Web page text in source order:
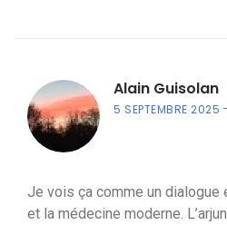
Alain Guisolan
5 SEPTEMBRE 2025
Je vois ça comme un dialogue
et la médecine moderne.